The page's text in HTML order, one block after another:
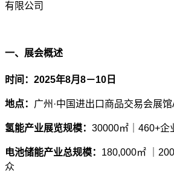
有限公司
一、展会概述
时间： 2025年8月8－10日
地点： 广州·中国进出口商品交易会展馆
氢能产业展览规模： 30000㎡｜460+企
电池储能产业总规模： 180,000㎡ ｜
众